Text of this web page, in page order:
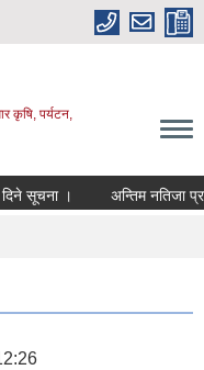
कृषि, पर्यटन,
सूचना । अन्तिम नतिजा